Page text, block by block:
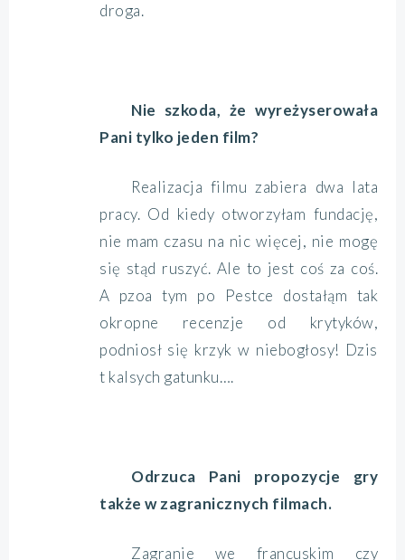
droga.
Nie szkoda, że wyreżyserowała
Pani tylko jeden film?
Realizacja filmu zabiera dwa lata
pracy. Od kiedy otworzyłam fundację,
nie mam czasu na nic więcej, nie mogę
się stąd ruszyć. Ale to jest coś za coś.
A pzoa tym po Pestce dostałąm tak
okropne recenzje od krytyków,
podniosł się krzyk w niebogłosy! Dzis
t kalsych gatunku….
Odrzuca Pani propozycje gry
także w zagranicznych filmach.
Zagranie we francuskim czy